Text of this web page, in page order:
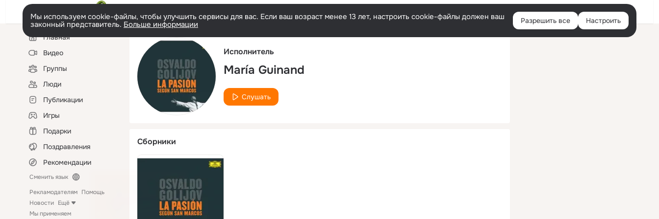
Русский Войти
Мы используем cookie-файлы, чтобы улучшить сервисы для вас. Если ваш возраст менее 13 лет, настроить cookie-файлы должен ваш
законный представитель. Больше информации Разрешить все Настроить
Левая
колонкаГлавная
Видео
Группы
Люди
Публикации
Игры
Подарки
Поздравления
Рекомендации
Сменить язык
Рекламодателям Помощь
Новости Ещё
Мы применяем
Исполнитель
María Guinand
Слушать
Сборники